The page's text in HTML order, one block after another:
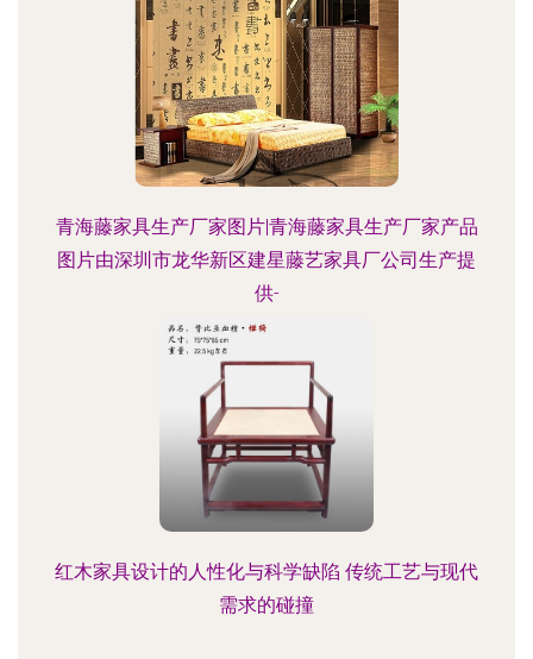
青海藤家具生产厂家图片|青海藤家具生产厂家产品
图片由深圳市龙华新区建星藤艺家具厂公司生产提
供-
红木家具设计的人性化与科学缺陷 传统工艺与现代
需求的碰撞